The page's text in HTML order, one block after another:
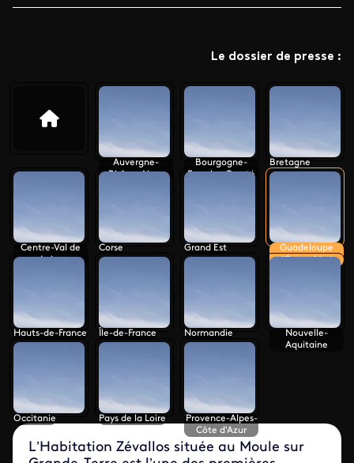
Le dossier de presse :
Auvergne-
Rhône-Alpes
Bourgogne-
Franche-Comté
Bretagne
Centre-Val de
Loire
Corse Grand Est
Guadeloupe
(Outre-Mer)
Hauts-de-France Île-de-France Normandie
Nouvelle-
Aquitaine
Occitanie Pays de la Loire
Provence-Alpes-
Côte d'Azur
L’Habitation Zévallos située au Moule sur